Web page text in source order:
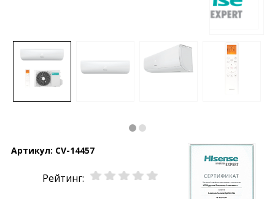
Артикул: CV-14457
Рейтинг: